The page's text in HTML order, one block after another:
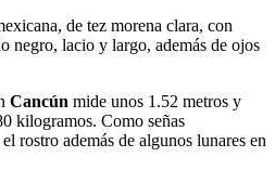
de tez morena clara, con
negro, lacio y largo, además de ojos
Cancún mide unos 1.52 metros y
kilogramos. Como señas
rostro además de algunos lunares en